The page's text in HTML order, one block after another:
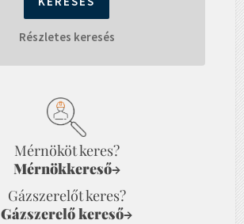
Részletes keresés
Mérnököt keres?
Mérnökkereső→
Gázszerelőt keres?
Gázszerelő kereső→